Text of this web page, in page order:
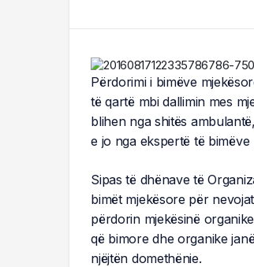
Përdorimi i bimëve
të qartë mbi dallimin mes
blihen nga shitës
e jo nga ekspertë të bimëve
Sipas të dhënave të
bimët mjekësore për
përdorin mjekësinë
që bimore dhe organike
njëjtën domethënie.